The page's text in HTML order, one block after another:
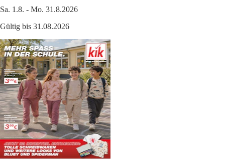
Sa. 1.8. - Mo. 31.8.2026
Gültig bis 31.08.2026